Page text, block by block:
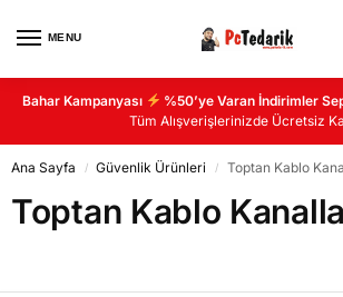
MENU
Bahar Kampanyası %50’ye Varan İndirimler
Tüm Alışverişlerinizde Ücretsiz
Ana Sayfa / Güvenlik Ürünleri / Toptan Kablo
Toptan Kablo